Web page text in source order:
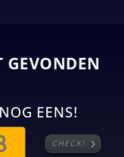
GEVONDEN
EENS!
CHECK! chevron_right